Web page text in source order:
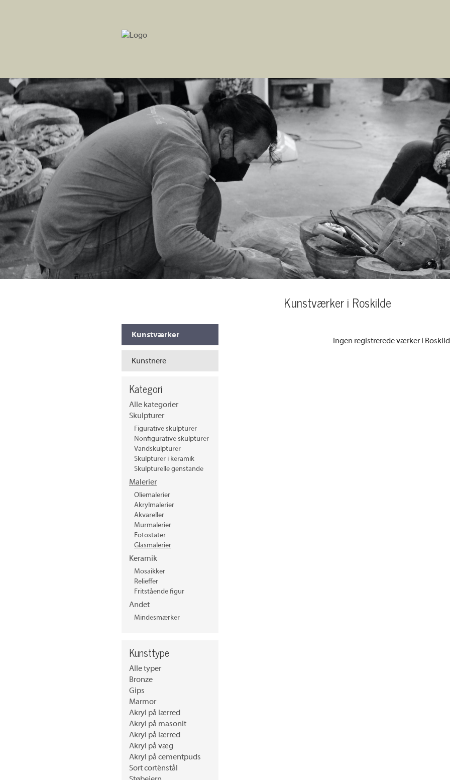
Kunstværker i Roskilde
Kunstværker
Kunstnere
Kategori
Alle kategorier
Skulpturer
Figurative skulpturer
Nonfigurative skulpturer
Vandskulpturer
Skulpturer i keramik
Skulpturelle genstande
Malerier
Oliemalerier
Akrylmalerier
Akvareller
Murmalerier
Fotostater
Glasmalerier
Keramik
Mosaikker
Relieffer
Fritstående figur
Andet
Mindesmærker
Kunsttype
Alle typer
Bronze
Gips
Marmor
Akryl på lærred
Akryl på masonit
Akryl på lærred
Akryl på væg
Akryl på cementpuds
Sort corténstål
Ingen registrerede værker i